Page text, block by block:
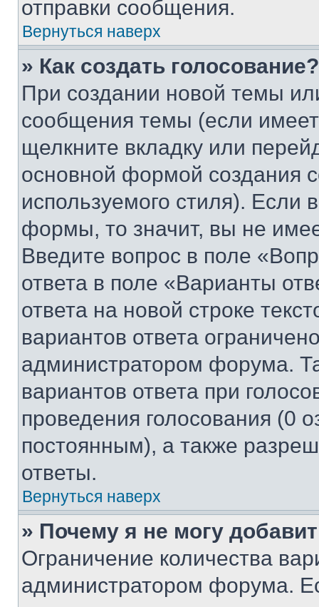
отправки сообщения.
Вернуться наверх
» Как создать голосование?
При создании новой темы
сообщения темы (если
щелкните вкладку или
основной формой создания
используемого стиля). Если
формы, то значит, вы не
Введите вопрос в поле
ответа в поле «Варианты
ответа на новой строке
вариантов ответа
администратором форума.
вариантов ответа при
проведения голосования (0
постоянным), а также
ответы.
Вернуться наверх
» Почему я не могу
Ограничение количества
администратором форума.